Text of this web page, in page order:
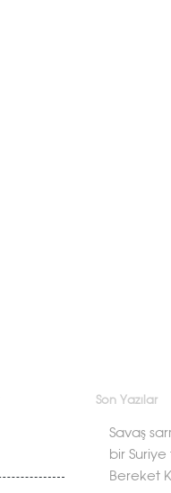
Son Yazılar
Savaş
bir
Bereket